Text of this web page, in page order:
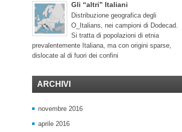
Gli “altri” Italiani
Distribuzione geografica degli
O_Italians, nei campioni di Dodecad.
Si tratta di popolazioni di etnia
prevalentemente Italiana, ma con origini sparse,
dislocate al di fuori dei confini
ARCHIVI
novembre 2016
aprile 2016